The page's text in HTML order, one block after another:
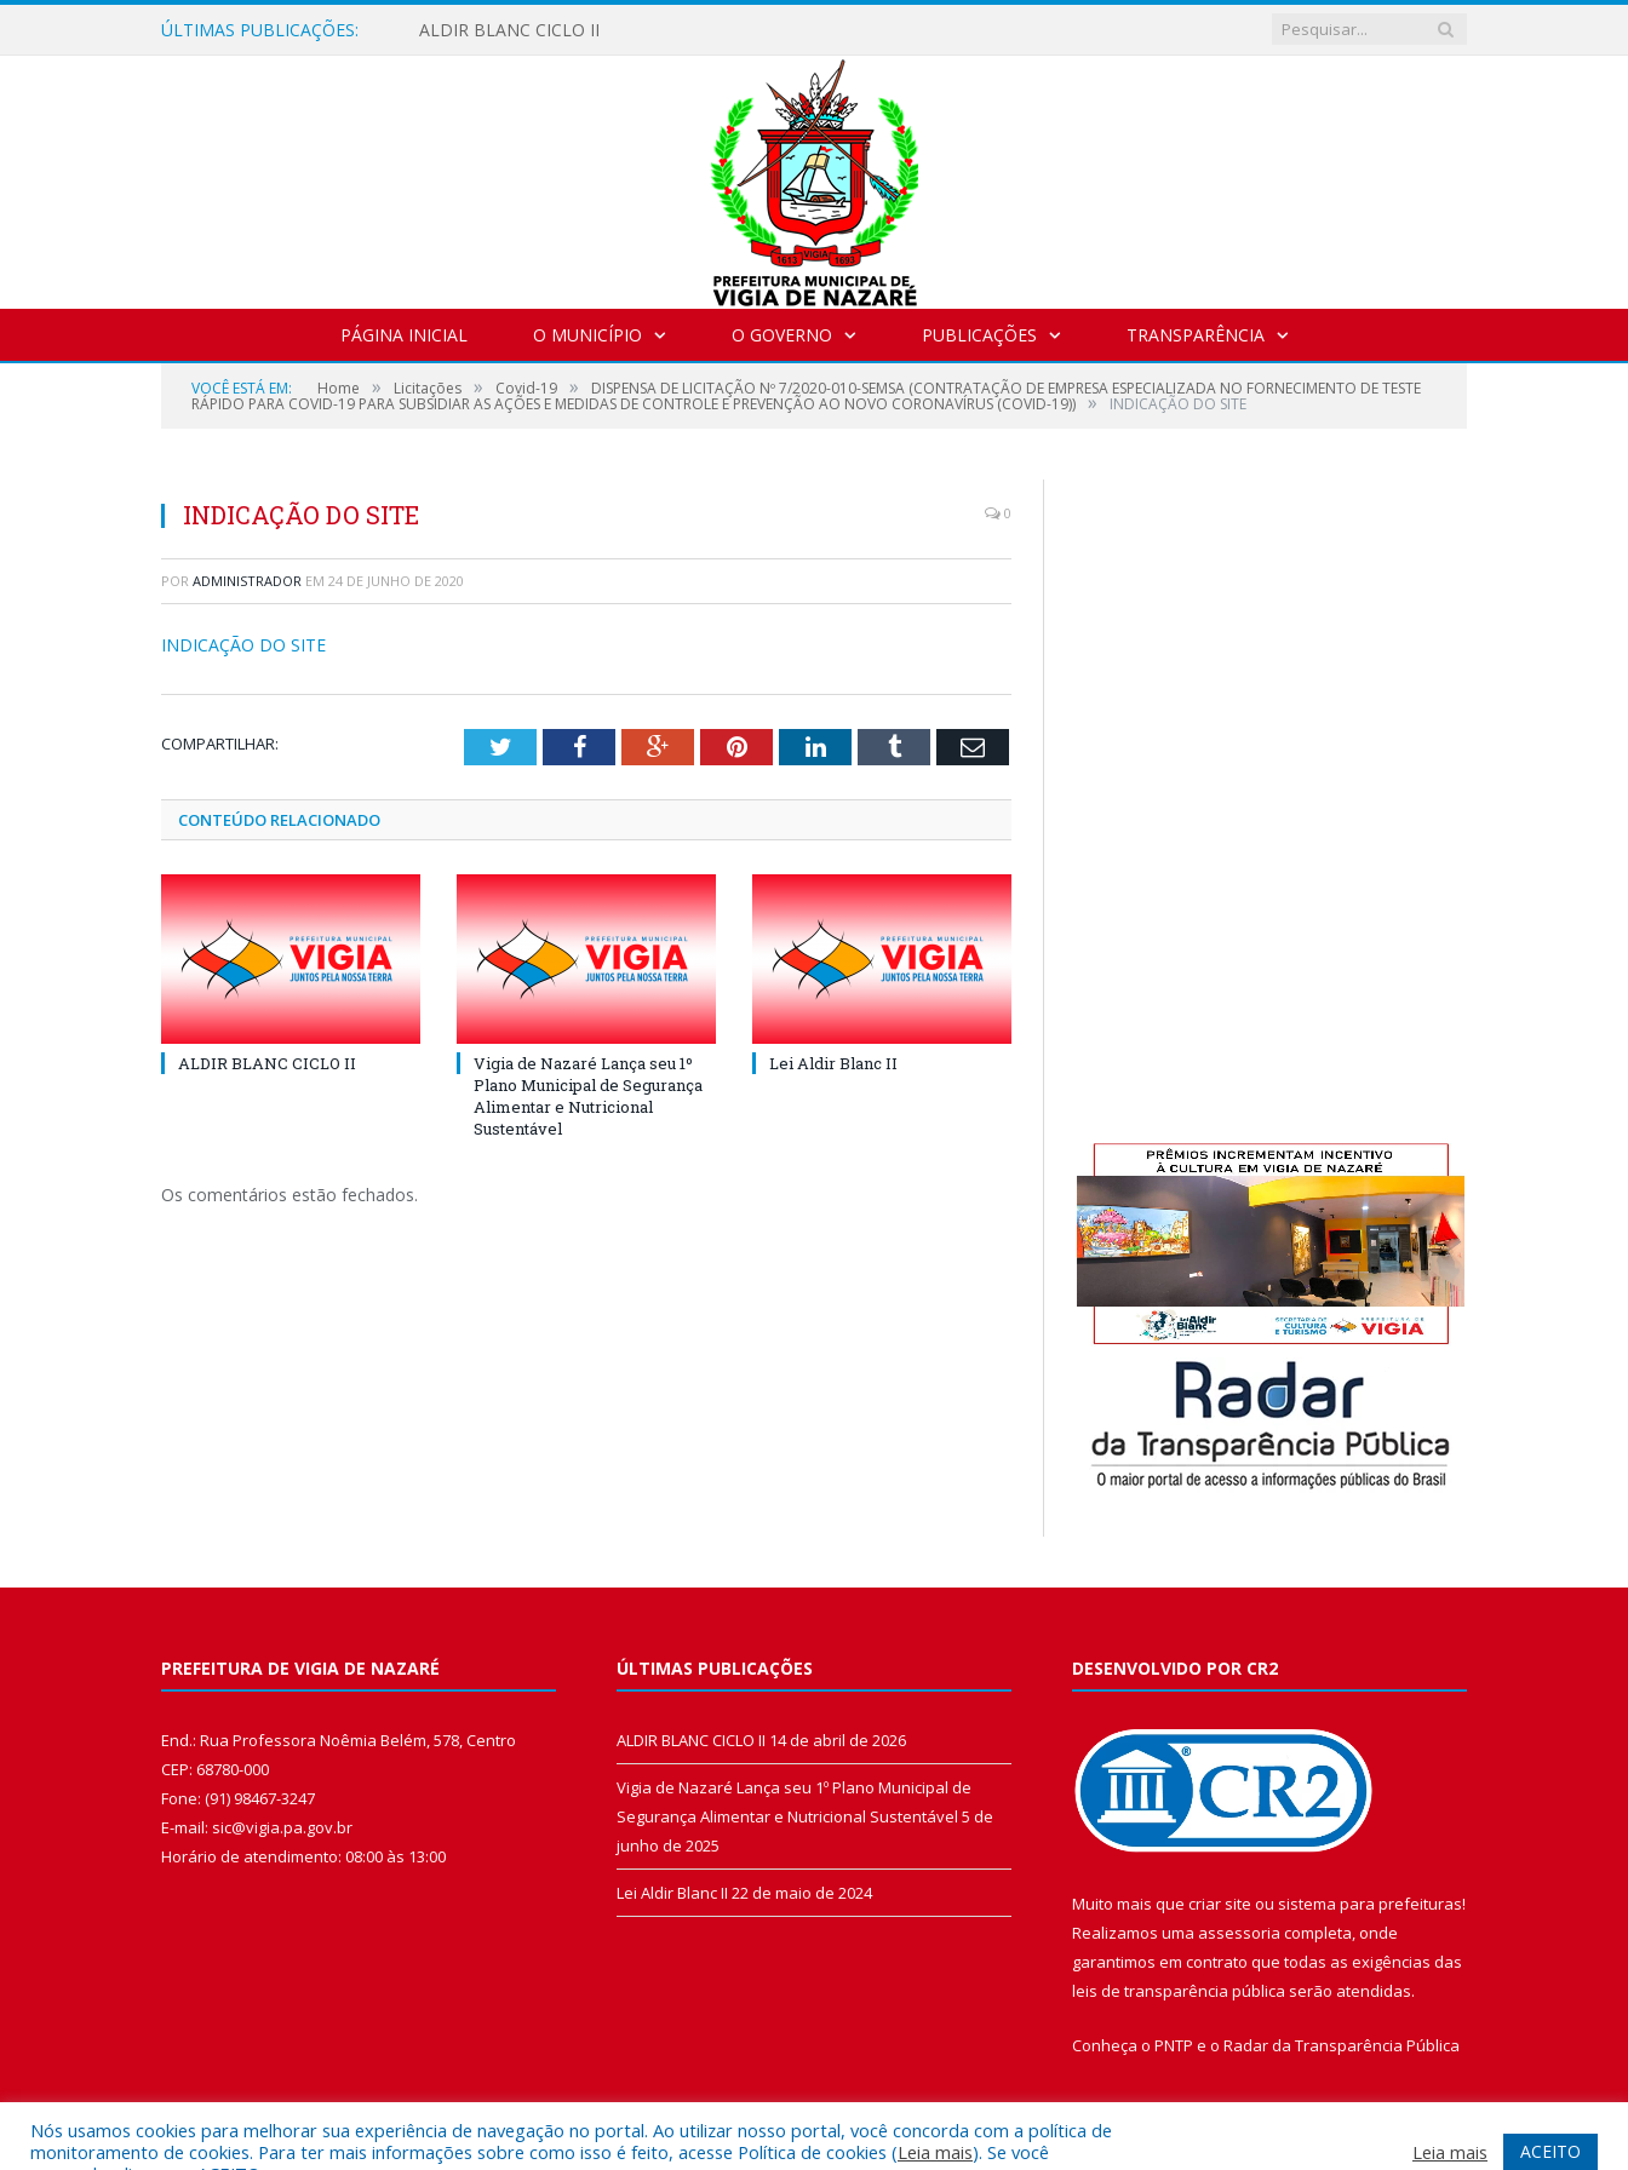
ÚLTIMAS PUBLICAÇÕES: ALDIR BLANC CICLO II
PÁGINA INICIAL O MUNICÍPIO O GOVERNO PUBLICAÇÕES TRANSPARÊNCIA
VOCÊ ESTÁ EM: Home » Licitações » Covid-19 » DISPENSA DE LICITAÇÃO Nº 7/2020-010-SEMSA (CONTRATAÇÃO DE EMPRESA ESPECIALIZADA NO FORNECIMENTO DE TESTE
RÁPIDO PARA COVID-19 PARA SUBSIDIAR AS AÇÕES E MEDIDAS DE CONTROLE E PREVENÇÃO AO NOVO CORONAVÍRUS (COVID-19)) » INDICAÇÃO DO SITE
INDICAÇÃO DO SITE 0
POR ADMINISTRADOR EM 24 DE JUNHO DE 2020
INDICAÇÃO DO SITE
COMPARTILHAR: TwitterFacebookGoogle+PinterestLinkedInTumblr Email
CONTEÚDO RELACIONADO
ALDIR BLANC CICLO II
Vigia de Nazaré Lança seu 1º
Plano Municipal de Segurança
Alimentar e Nutricional
Sustentável
Lei Aldir Blanc II
Os comentários estão fechados.
PREFEITURA DE VIGIA DE NAZARÉ
End.: Rua Professora Noêmia Belém, 578, Centro
CEP: 68780-000
Fone: (91) 98467-3247
E-mail: sic@vigia.pa.gov.br
Horário de atendimento: 08:00 às 13:00
ÚLTIMAS PUBLICAÇÕES
ALDIR BLANC CICLO II 14 de abril de 2026
Vigia de Nazaré Lança seu 1º Plano Municipal de
Segurança Alimentar e Nutricional Sustentável 5 de
junho de 2025
Lei Aldir Blanc II 22 de maio de 2024
DESENVOLVIDO POR CR2
Muito mais que criar site ou sistema para prefeituras!
Realizamos uma assessoria completa, onde
garantimos em contrato que todas as exigências das
leis de transparência pública serão atendidas.
Conheça o PNTP e o Radar da Transparência Pública
Nós usamos cookies para melhorar sua experiência de navegação no portal. Ao utilizar nosso portal, você concorda com a política de
monitoramento de cookies. Para ter mais informações sobre como isso é feito, acesse Política de cookies (Leia mais). Se você
Leia mais ACEITO